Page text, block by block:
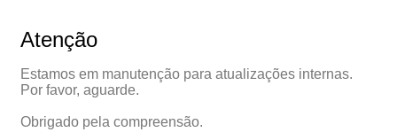
Atenção
Estamos em manutenção para atualizações internas.
Por favor, aguarde.
Obrigado pela compreensão.